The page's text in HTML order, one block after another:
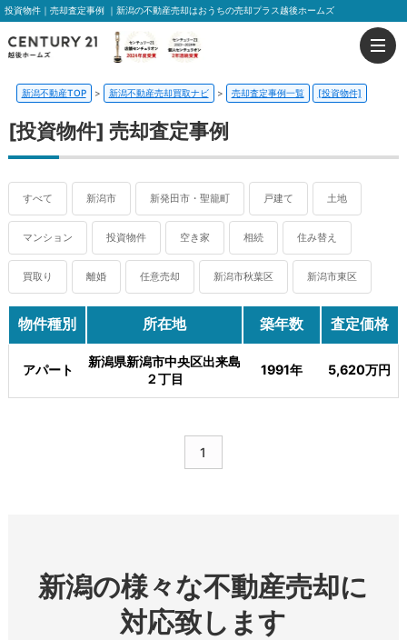
投資物件｜売却査定事例 ｜新潟の不動産売却はおうちの売却プラス越後ホームズ
新潟不動産TOP > 新潟不動産売却買取ナビ > 売却査定事例一覧 [投資物件]
[投資物件] 売却査定事例
すべて 新潟市 新発田市・聖籠町 戸建て 土地
マンション 投資物件 空き家 相続 住み替え
買取り 離婚 任意売却 新潟市秋葉区 新潟市東区
物件種別 所在地 築年数 査定価格
アパート
新潟県新潟市中央区出来島
２丁⽬
1991年 5,620万円
1
新潟の様々な不動産売却に
対応致します